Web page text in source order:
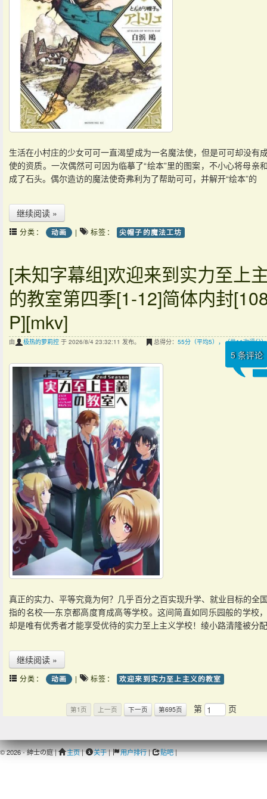
生活在小村庄的少女可可一直渴望成为一名魔法使，但是可可却没有
使的资质。一次偶然可可因为临摹了“绘本”里的图案，不小心将母亲
成了石头。偶尔造访的魔法使奇弗利为了帮助可可，并解开“绘本”的
继续阅读 »
分类： 动画 | 标签： 尖帽子的魔法工坊
[未知字幕组]欢迎来到实力至上
的教室第四季[1-12]简体内封
P][mkv]
由 极热的萝莉控 于 2026/8/4 23:32:11 发布。 总得分： 55分（平均5），（共11次评分）
5条评论
真正的实力、平等究竟为何？几乎百分之百实现升学、就业目标的全
指的名校──东京都高度育成高等学校。这间简直如同乐园般的学校
却是唯有优秀者才能享受优待的实力至上主义学校！绫小路清隆被分
继续阅读 »
分类： 动画 | 标签： 欢迎来到实力至上主义的教室
第1页 上一页 下一页 第695页 第 页
© 2026 - 紳士の庭 | 主页| 关于| 用户排行| 贴吧|